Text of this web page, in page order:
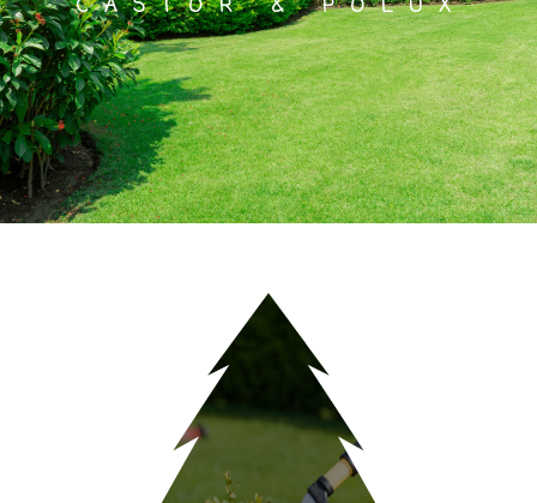
CASTOR & POLUX